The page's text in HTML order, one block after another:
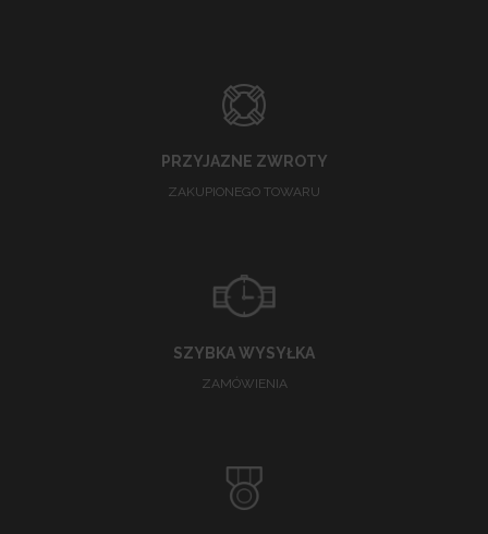
PRZYJAZNE ZWROTY
ZAKUPIONEGO TOWARU
SZYBKA WYSYŁKA
ZAMÓWIENIA